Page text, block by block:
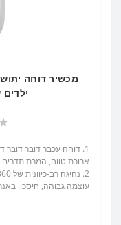
מכשיר דוחה
1. דוחה עכבר דובר דובר
ארוכת טווח, המרת
עוצמה גבוהה, חיסכון